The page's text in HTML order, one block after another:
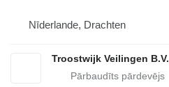
Nīderlande, Drachten
Troostwijk Veilingen B.V.